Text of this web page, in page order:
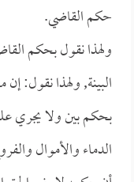
حكم القاضي.
ولهذا نقول بحكم
البينة, ولهذا نقول:
بحكم بين ولا يجري
الدماء والأموال